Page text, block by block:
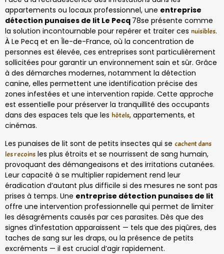
appartements ou locaux professionnel, une entreprise
détection punaises de lit Le Pecq 78se présente comme
la solution incontournable pour repérer et traiter ces nuisibles.
À Le Pecq et en Île-de-France, où la concentration de
personnes est élevée, ces entreprises sont particulièrement
sollicitées pour garantir un environnement sain et sûr. Grâce
à des démarches modernes, notamment la détection
canine, elles permettent une identification précise des
zones infestées et une intervention rapide. Cette approche
est essentielle pour préserver la tranquillité des occupants
dans des espaces tels que les hôtels, appartements, et
cinémas.
Les punaises de lit sont de petits insectes qui se cachent dans
les recoins les plus étroits et se nourrissent de sang humain,
provoquant des démangeaisons et des irritations cutanées.
Leur capacité à se multiplier rapidement rend leur
éradication d’autant plus difficile si des mesures ne sont pas
prises à temps. Une entreprise détection punaises de lit
offre une intervention professionnelle qui permet de limiter
les désagréments causés par ces parasites. Dès que des
signes d’infestation apparaissent — tels que des piqûres, des
taches de sang sur les draps, ou la présence de petits
excréments — il est crucial d’agir rapidement.